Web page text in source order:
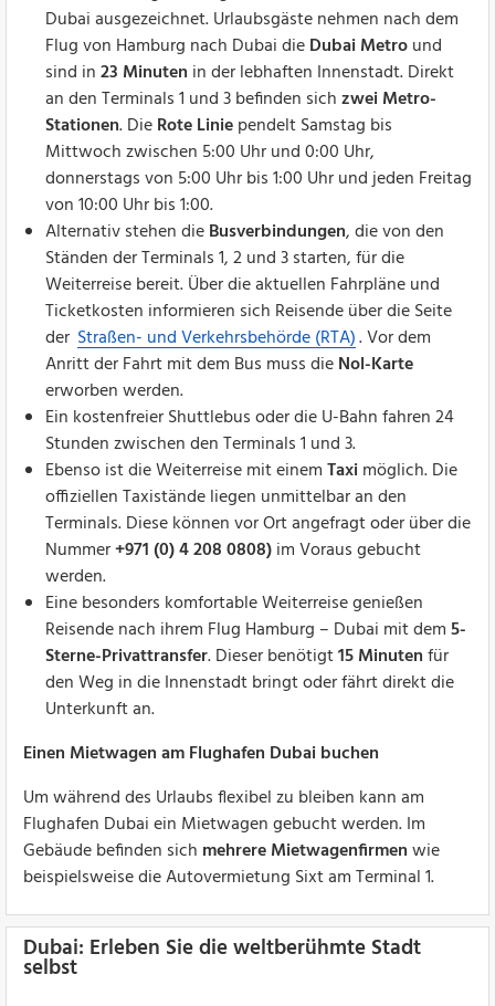
Dubai ausgezeichnet. Urlaubsgäste nehmen nach dem
Flug von Hamburg nach Dubai dieDubai Metround
sind in23 Minuten in der lebhaften Innenstadt. Direkt
an den Terminals 1 und 3 befinden sichzwei Metro-
Stationen. DieRote Liniependelt Samstag bis
Mittwoch zwischen 5:00 Uhr und 0:00 Uhr,
donnerstags von 5:00 Uhr bis 1:00 Uhr und jeden Freitag
von 10:00 Uhr bis 1:00.
Alternativ stehen dieBusverbindungen, die von den
Ständen der Terminals 1, 2 und 3 starten, für die
Weiterreise bereit. Über die aktuellen Fahrpläne und
Ticketkosten informieren sich Reisende über die Seite
der Straßen- und Verkehrsbehörde (RTA). Vor dem
Anritt der Fahrt mit dem Bus muss dieNol-Karte
erworben werden.
Ein kostenfreier Shuttlebus oder die U-Bahn fahren 24
Stunden zwischen den Terminals 1 und 3.
Ebenso ist die Weiterreise mit einemTaxi möglich. Die
offiziellen Taxistände liegen unmittelbar an den
Terminals. Diese können vor Ort angefragt oder über die
Nummer+971 (0) 4 208 0808)im Voraus gebucht
werden.
Eine besonders komfortable Weiterreise genießen
Reisende nach ihrem Flug Hamburg – Dubai mit dem5-
Sterne-Privattransfer. Dieser benötigt15 Minutenfür
den Weg in die Innenstadt bringt oder fährt direkt die
Unterkunft an.
Einen Mietwagen am Flughafen Dubai buchen
Um während des Urlaubs flexibel zu bleiben kann am
Flughafen Dubai ein Mietwagen gebucht werden. Im
Gebäude befinden sich mehrere Mietwagenfirmenwie
beispielsweise die Autovermietung Sixt am Terminal 1.
Dubai: Erleben Sie die weltberühmte Stadt
selbst